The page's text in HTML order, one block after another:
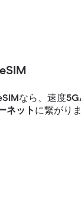
なら、速度
ネット に繋がりま